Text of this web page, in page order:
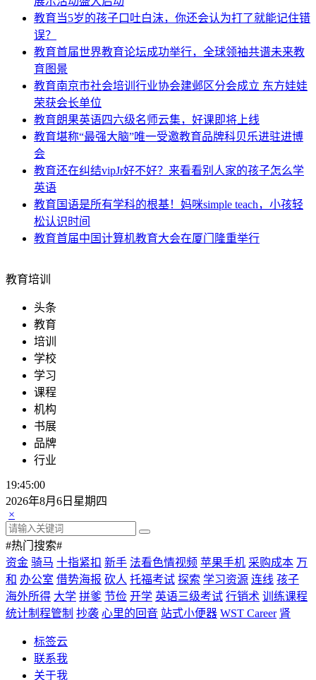
教育当5岁的孩子口吐白沫，你还会认为打了就能记住错
误？
教育首届世界教育论坛成功举行，全球领袖共谱未来教
育图景
教育南京市社会培训行业协会建邺区分会成立 东方娃娃
荣获会长单位
教育朗果英语四六级名师云集，好课即将上线
教育堪称“最强大脑”唯一受邀教育品牌科贝乐进驻进博
会
教育还在纠结vipJr好不好？来看看别人家的孩子怎么学
英语
教育 国语是所有学科的根基！妈咪simple teach，小孩轻
松认识时间
教育首届中国计算机教育大会在厦门隆重举行
教育培训
头条
教育
培训
学校
学习
课程
机构
书展
品牌
行业
19:45:00
2026年8月6日星期四
×
#热门搜索#
资金 骑马 十指紧扣 新手 法看色情视频 苹果手机 采购成本 万
和 办公室 借势海报 砍人 托福考试 探索 学习资源 连线 孩子
海外所得 大学 拼爹 节俭 开学 英语三级考试 行销术 训练课程
统计制程管制 抄袭 心里的回音 站式小便器 WST Career 肾
标签云
联系我
关于我